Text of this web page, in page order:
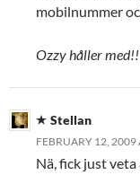
mobilnummer
Ozzy håller
Stellan
FEBRUARY 12, 2009
Nä, fick just